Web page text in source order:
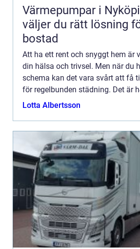
Värmepumpar i
väljer du rätt lösning
bostad
Att ha ett rent och snyggt hem är
din hälsa och trivsel. Men när du
schema kan det vara svårt att få
för regelbunden städning. Det är
Lotta Albertsson